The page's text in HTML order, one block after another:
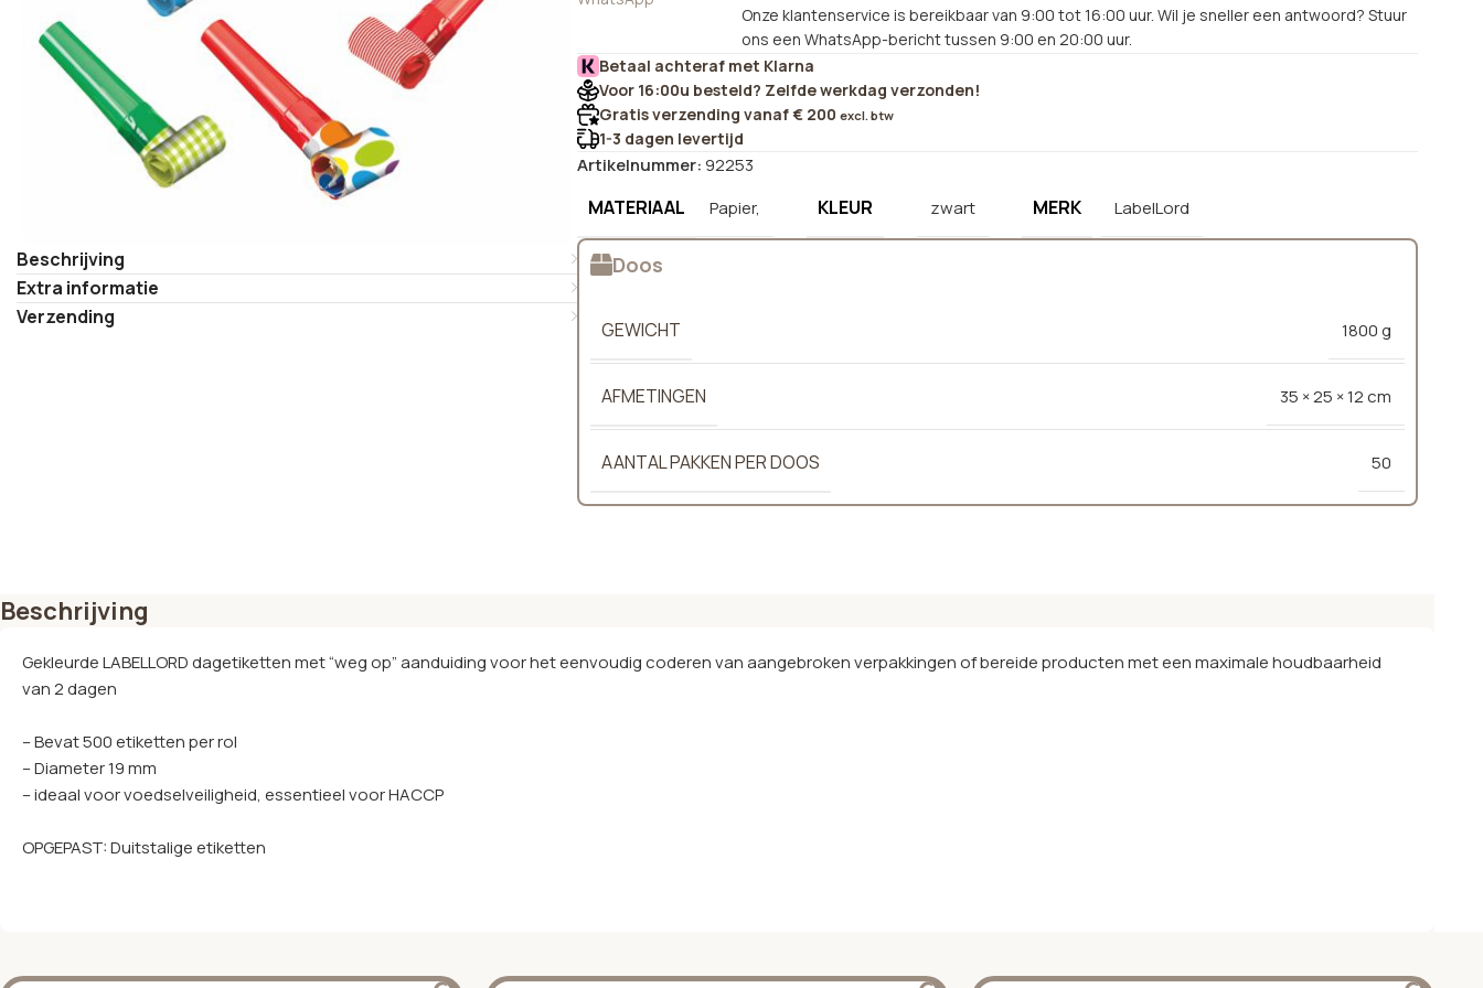
Beschrijving
Extra informatie
Verzending
Onze klantenservice is bereikbaar van 9:00 tot 16:00 uur. Wil je sneller een antwoord? Stuur
ons een WhatsApp-bericht tussen 9:00 en 20:00 uur.
Betaal achteraf met Klarna
Voor 16:00u besteld? Zelfde werkdag verzonden!
Gratis verzending vanaf € 200 excl. btw
1-3 dagen levertijd
Artikelnummer: 92253
MATERIAAL Papier, KLEUR zwart MERK LabelLord
Doos
GEWICHT 1800 g
AFMETINGEN 35 × 25 × 12 cm
AANTAL PAKKEN PER DOOS 50
Beschrijving
Gekleurde LABELLORD dagetiketten met “weg op” aanduiding voor het eenvoudig coderen van aangebroken verpakkingen of bereide producten met een maximale houdbaarheid
van 2 dagen
– Bevat 500 etiketten per rol
– Diameter 19 mm
– ideaal voor voedselveiligheid, essentieel voor HACCP
OPGEPAST: Duitstalige etiketten